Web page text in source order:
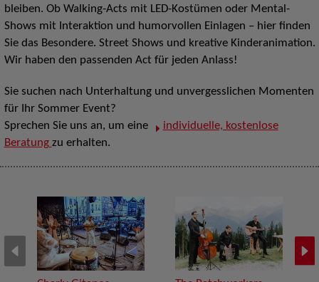
bleiben. Ob Walking-Acts mit LED-Kostümen oder Mental-
Shows mit Interaktion und humorvollen Einlagen – hier finden
Sie das Besondere. Street Shows und kreative Kinderanimation.
Wir haben den passenden Act für jeden Anlass!
Sie suchen nach Unterhaltung und unvergesslichen Momenten
für Ihr Sommer Event?
Sprechen Sie uns an, um eine
individuelle, kostenlose
Beratung zu erhalten.